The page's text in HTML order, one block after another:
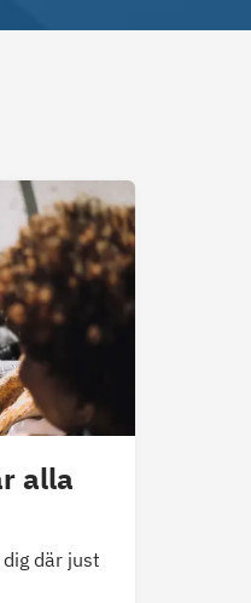
alla
där just